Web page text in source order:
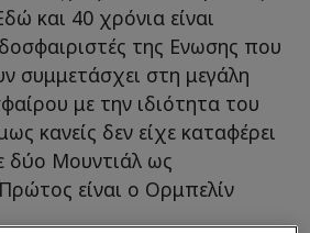
και 40 χρόνια είναι
της Ενωσης που
συμμετάσχει στη μεγάλη
με την ιδιότητα του
κανείς δεν είχε καταφέρει
δύο Μουντιάλ ως
είναι ο Ορμπελίν